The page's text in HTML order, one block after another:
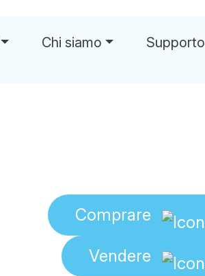
Chi siamo Supporto
Comprare
Vendere